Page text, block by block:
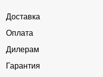
Доставка
Оплата
Дилерам
Гарантия